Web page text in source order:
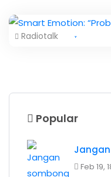
Radiotalk
Popular
Feb 19,